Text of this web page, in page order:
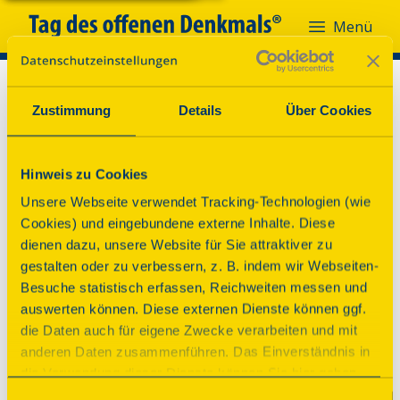
Zustimmung Details Über Cookies
Hinweis zu Cookies
Unsere Webseite verwendet Tracking-Technologien (wie
Cookies) und eingebundene externe Inhalte. Diese
dienen dazu, unsere Website für Sie attraktiver zu
gestalten oder zu verbessern, z. B. indem wir Webseiten-
Besuche statistisch erfassen, Reichweiten messen und
auswerten können. Diese externen Dienste können ggf.
die Daten auch für eigene Zwecke verarbeiten und mit
anderen Daten zusammenführen. Das Einverständnis in
die Verwendung dieser Dienste können Sie hier geben.
Menü